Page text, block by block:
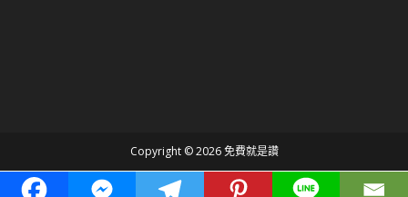
Copyright © 2026 免費就是讚